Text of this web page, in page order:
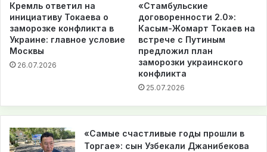
Кремль ответил на
инициативу Токаева о
заморозке конфликта в
Украине: главное условие
Москвы
26.07.2026
«Стамбульские
договоренности 2.0»:
Касым-Жомарт Токаев на
встрече с Путиным
предложил план
заморозки украинского
конфликта
25.07.2026
«Самые счастливые годы прошли в
Торгае»: сын Узбекали Джанибекова